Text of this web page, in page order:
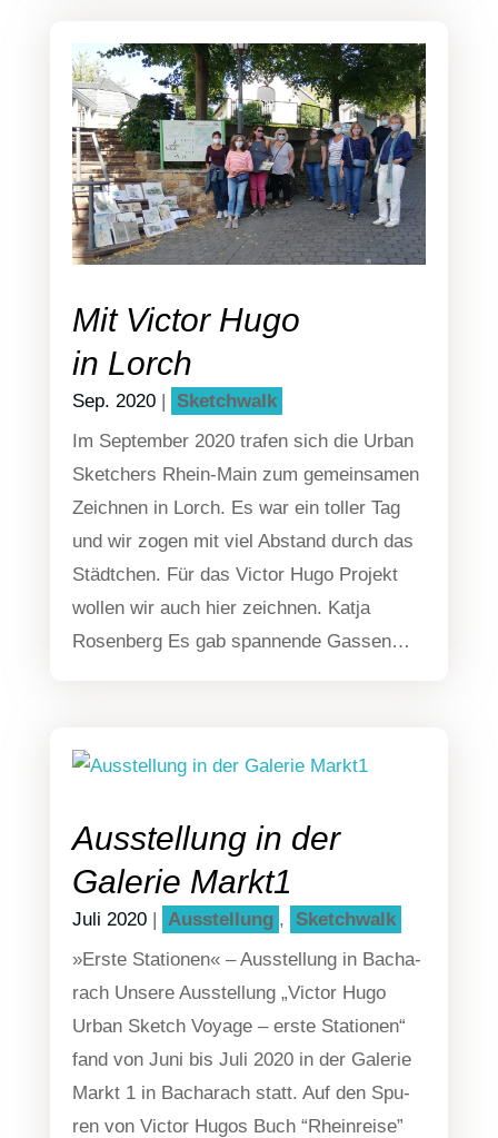
Mit Victor Hugo
in Lorch
Sep. 2020| Sketch­walk
Im Sep­tem­ber 2020 tra­fen sich die Urban
Sket­chers Rhein-Main zum gemein­sa­men
Zeich­nen in Lorch. Es war ein tol­ler Tag
und wir zogen mit viel Abstand durch das
Städt­chen. Für das Victor Hugo Pro­jekt
wol­len wir auch hier zeich­nen. Kat­ja
Rosen­berg Es gab span­nen­de Gassen…
Ausstellung in der
Galerie Markt1
Juli 2020| Aus­stel­lung , Sketch­walk
»Ers­te Sta­tio­nen« – Aus­stel­lung in Bacha­
rach Unse­re Aus­stel­lung „Victor Hugo
Urban Sketch Voya­ge – ers­te Sta­tio­nen“
fand von Juni bis Juli 2020 in der Gale­rie
Markt 1 in Bacha­rach statt. Auf den Spu­
ren von Victor Hugos Buch “Rhein­rei­se”